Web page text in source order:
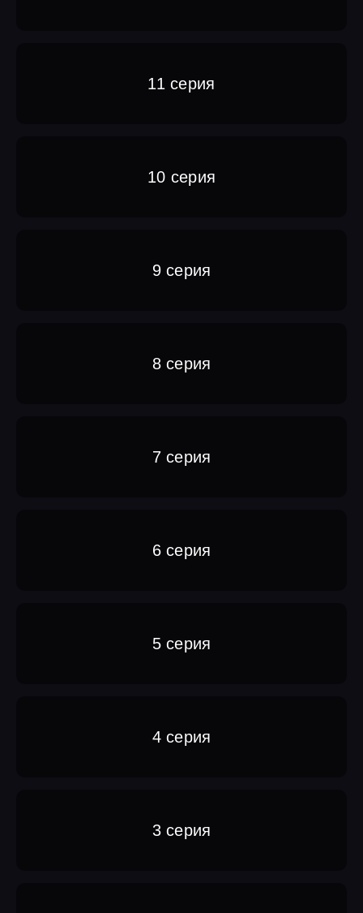
11 серия
10 серия
9 серия
8 серия
7 серия
6 серия
5 серия
4 серия
3 серия